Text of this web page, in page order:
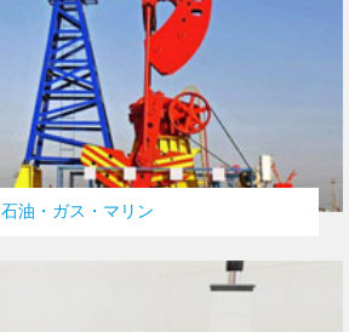
石油・ガス・マリン